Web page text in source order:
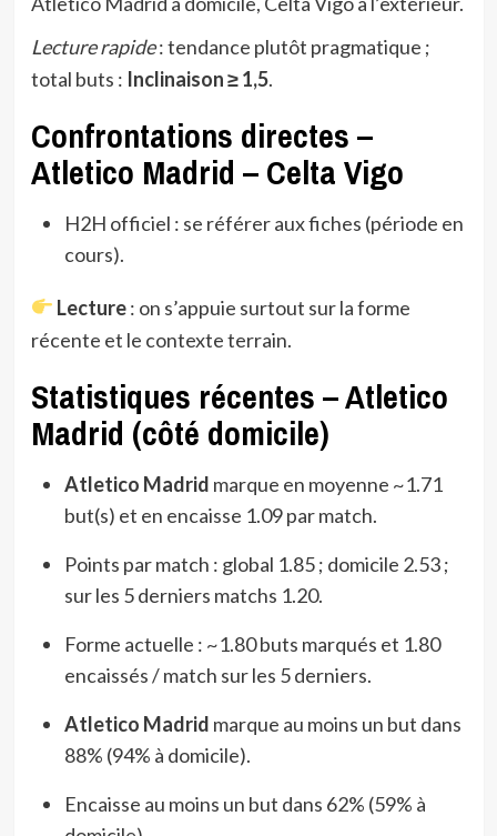
Lecture rapide: tendance plutôt pragmatique ;
total buts : Inclinaison ≥ 1,5.
Confrontations directes –
Atletico Madrid – Celta Vigo
H2H officiel : se référer aux fiches (période en
cours).
Lecture: on s’appuie surtout sur la forme
récente et le contexte terrain.
Statistiques récentes – Atletico
Madrid (côté domicile)
Atletico Madrid marque en moyenne ~1.71
but(s) et en encaisse 1.09 par match.
Points par match : global 1.85 ; domicile 2.53 ;
sur les 5 derniers matchs 1.20.
Forme actuelle : ~1.80 buts marqués et 1.80
encaissés / match sur les 5 derniers.
Atletico Madrid marque au moins un but dans
88% (94% à domicile).
Encaisse au moins un but dans 62% (59% à